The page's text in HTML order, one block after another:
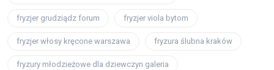
fryzjer grudziądz forum fryzjer viola bytom
fryzjer włosy kręcone warszawa fryzura ślubna kraków
fryzury młodzieżowe dla dziewczyn galeria